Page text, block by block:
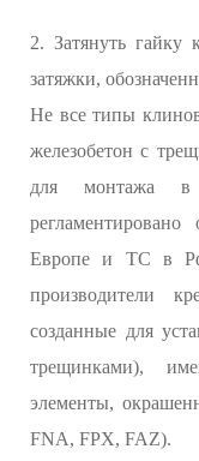
2. Затянуть гайку
затяжки,
Не все типы
железобетон с
для монтажа в
Европе и ТС в
производители
созданные для
трещинками),
элементы,
FNA, FPX, FAZ).